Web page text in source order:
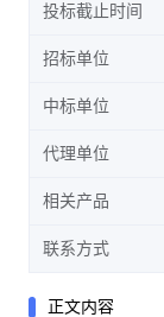
投标截止时间
招标单位
中标单位
代理单位
相关产品
联系方式
正文内容